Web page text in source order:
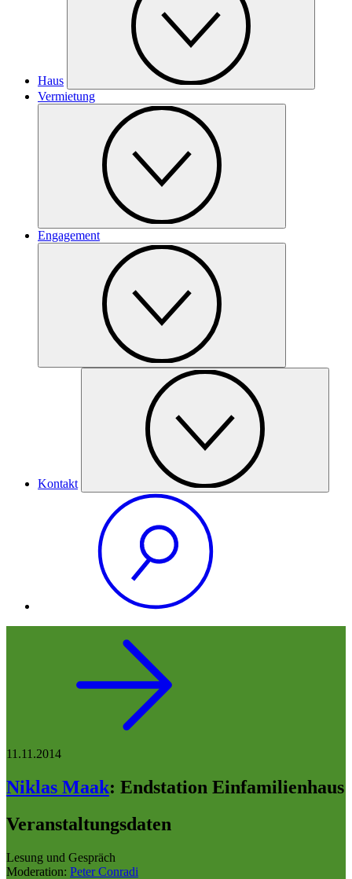
Haus
Vermietung
Engagement
Kontakt
11.11.2014
Niklas Maak: Endstation Einfamilienhaus
Veranstaltungsdaten
Lesung und Gespräch
Moderation: Peter Conradi